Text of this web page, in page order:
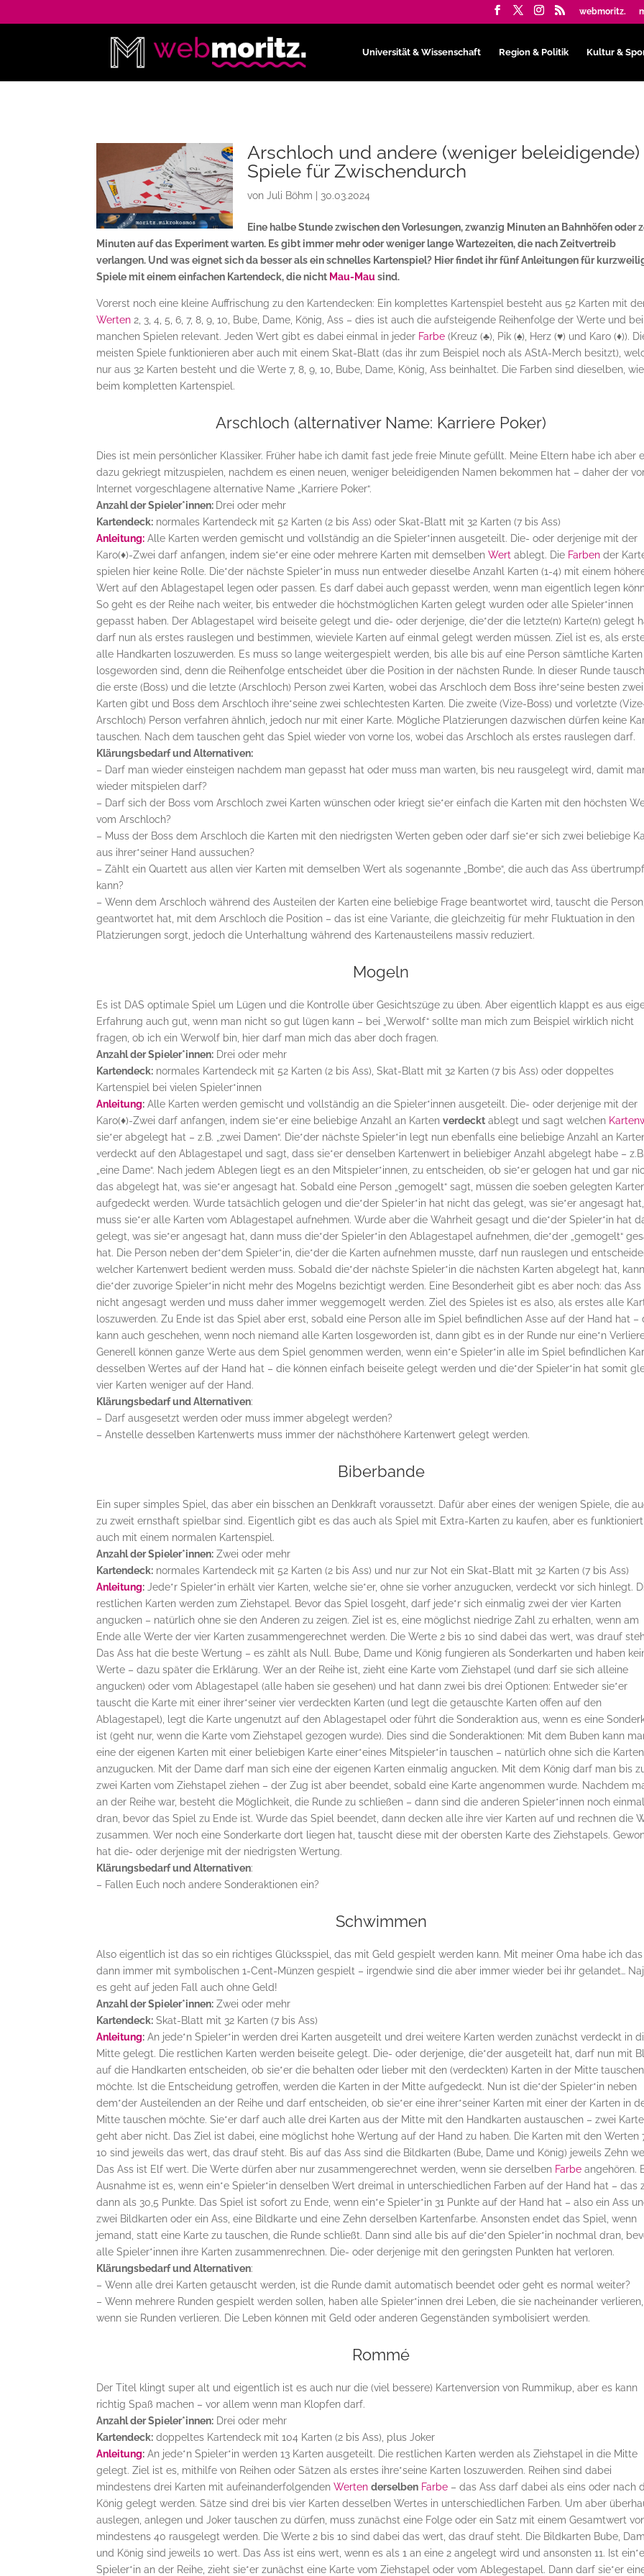
webmoritz.
Universität & Wissenschaft Region & Politik Kultur &
Arschloch und andere (weniger beleidigende)
Spiele für Zwischendurch
vonJuli Böhm 30.03.2024
Eine halbe Stunde zwischen den Vorlesungen, zwanzig Minuten an Bahnhöfen oder
Minuten auf das Experiment warten. Es gibt immer mehr oder weniger lange Wartezeiten, die nach Zeitvertreib
verlangen. Und was eignet sich da besser als ein schnelles Kartenspiel? Hier findet ihr fünf Anleitungen für
Spiele mit einem einfachen Kartendeck, die nicht Mau-Mau sind.
Vorerst noch eine kleine Auffrischung zu den Kartendecken: Ein komplettes Kartenspiel besteht aus 52 Karten mit
Werten 2, 3, 4, 5, 6, 7, 8, 9, 10, Bube, Dame, König, Ass – dies ist auch die aufsteigende Reihenfolge der Werte und bei
manchen Spielen relevant. Jeden Wert gibt es dabei einmal in jeder Farbe (Kreuz (♣), Pik (♠), Herz (♥) und Karo (♦)).
meisten Spiele funktionieren aber auch mit einem Skat-Blatt (das ihr zum Beispiel noch als AStA-Merch besitzt),
nur aus 32 Karten besteht und die Werte 7, 8, 9, 10, Bube, Dame, König, Ass beinhaltet. Die Farben sind dieselben, wie
beim kompletten Kartenspiel.
Arschloch (alternativer Name: Karriere Poker)
Dies ist mein persönlicher Klassiker. Früher habe ich damit fast jede freie Minute gefüllt. Meine Eltern habe ich aber
dazu gekriegt mitzuspielen, nachdem es einen neuen, weniger beleidigenden Namen bekommen hat – daher der
Internet vorgeschlagene alternative Name „Karriere Poker“.
Anzahl der Spieler*innen: Drei oder mehr
Kartendeck: normales Kartendeck mit 52 Karten (2 bis Ass) oder Skat-Blatt mit 32 Karten (7 bis Ass)
Anleitung: Alle Karten werden gemischt und vollständig an die Spieler*innen ausgeteilt. Die- oder derjenige mit der
Karo(♦)-Zwei darf anfangen, indem sie*er eine oder mehrere Karten mit demselbenWert ablegt. Die Farben der
spielen hier keine Rolle. Die*der nächste Spieler*in muss nun entweder dieselbe Anzahl Karten (1-4) mit einem
Wert auf den Ablagestapel legen oder passen. Es darf dabei auch gepasst werden, wenn man eigentlich legen
So geht es der Reihe nach weiter, bis entweder die höchstmöglichen Karten gelegt wurden oder alle Spieler*innen
gepasst haben. Der Ablagestapel wird beiseite gelegt und die- oder derjenige, die*der die letzte(n) Karte(n) gelegt
darf nun als erstes rauslegen und bestimmen, wieviele Karten auf einmal gelegt werden müssen. Ziel ist es, als
alle Handkarten loszuwerden. Es muss so lange weitergespielt werden, bis alle bis auf eine Person sämtliche Karten
losgeworden sind, denn die Reihenfolge entscheidet über die Position in der nächsten Runde. In dieser Runde
die erste (Boss) und die letzte (Arschloch) Person zwei Karten, wobei das Arschloch dem Boss ihre*seine besten zwei
Karten gibt und Boss dem Arschloch ihre*seine zwei schlechtesten Karten. Die zweite (Vize-Boss) und vorletzte
Arschloch) Person verfahren ähnlich, jedoch nur mit einer Karte. Mögliche Platzierungen dazwischen dürfen keine
tauschen. Nach dem tauschen geht das Spiel wieder von vorne los, wobei das Arschloch als erstes rauslegen darf.
Klärungsbedarf und Alternativen:
– Darf man wieder einsteigen nachdem man gepasst hat oder muss man warten, bis neu rausgelegt wird, damit
wieder mitspielen darf?
– Darf sich der Boss vom Arschloch zwei Karten wünschen oder kriegt sie*er einfach die Karten mit den höchsten
vom Arschloch?
– Muss der Boss dem Arschloch die Karten mit den niedrigsten Werten geben oder darf sie*er sich zwei beliebige
aus ihrer*seiner Hand aussuchen?
– Zählt ein Quartett aus allen vier Karten mit demselben Wert als sogenannte „Bombe“, die auch das Ass
kann?
– Wenn dem Arschloch während des Austeilen der Karten eine beliebige Frage beantwortet wird, tauscht die
geantwortet hat, mit dem Arschloch die Position – das ist eine Variante, die gleichzeitig für mehr Fluktuation in den
Platzierungen sorgt, jedoch die Unterhaltung während des Kartenausteilens massiv reduziert.
Mogeln
Es ist DAS optimale Spiel um Lügen und die Kontrolle über Gesichtszüge zu üben. Aber eigentlich klappt es aus
Erfahrung auch gut, wenn man nicht so gut lügen kann – bei „Werwolf“ sollte man mich zum Beispiel wirklich nicht
fragen, ob ich ein Werwolf bin, hier darf man mich das aber doch fragen.
Anzahl der Spieler*innen: Drei oder mehr
Kartendeck: normales Kartendeck mit 52 Karten (2 bis Ass), Skat-Blatt mit 32 Karten (7 bis Ass) oder doppeltes
Kartenspiel bei vielen Spieler*innen
Anleitung: Alle Karten werden gemischt und vollständig an die Spieler*innen ausgeteilt. Die- oder derjenige mit der
Karo(♦)-Zwei darf anfangen, indem sie*er eine beliebige Anzahl an Kartenverdeckt ablegt und sagt welchen
sie*er abgelegt hat – z.B. „zwei Damen“. Die*der nächste Spieler*in legt nun ebenfalls eine beliebige Anzahl an
verdeckt auf den Ablagestapel und sagt, dass sie*er denselben Kartenwert in beliebiger Anzahl abgelegt habe – z.B.
„eine Dame“. Nach jedem Ablegen liegt es an den Mitspieler*innen, zu entscheiden, ob sie*er gelogen hat und gar
das abgelegt hat, was sie*er angesagt hat. Sobald eine Person „gemogelt“ sagt, müssen die soeben gelegten
aufgedeckt werden. Wurde tatsächlich gelogen und die*der Spieler*in hat nicht das gelegt, was sie*er angesagt
muss sie*er alle Karten vom Ablagestapel aufnehmen. Wurde aber die Wahrheit gesagt und die*der Spieler*in hat
gelegt, was sie*er angesagt hat, dann muss die*der Spieler*in den Ablagestapel aufnehmen, die*der „gemogelt“
hat. Die Person neben der*dem Spieler*in, die*der die Karten aufnehmen musste, darf nun rauslegen und
welcher Kartenwert bedient werden muss. Sobald die*der nächste Spieler*in die nächsten Karten abgelegt hat, kann
die*der zuvorige Spieler*in nicht mehr des Mogelns bezichtigt werden. Eine Besonderheit gibt es aber noch: das
nicht angesagt werden und muss daher immer weggemogelt werden. Ziel des Spieles ist es also, als erstes alle
loszuwerden. Zu Ende ist das Spiel aber erst, sobald eine Person alle im Spiel befindlichen Asse auf der Hand hat –
kann auch geschehen, wenn noch niemand alle Karten losgeworden ist, dann gibt es in der Runde nur eine*n
Generell können ganze Werte aus dem Spiel genommen werden, wenn ein*e Spieler*in alle im Spiel befindlichen
desselben Wertes auf der Hand hat – die können einfach beiseite gelegt werden und die*der Spieler*in hat somit
vier Karten weniger auf der Hand.
Klärungsbedarf und Alternativen:
– Darf ausgesetzt werden oder muss immer abgelegt werden?
– Anstelle desselben Kartenwerts muss immer der nächsthöhere Kartenwert gelegt werden.
Biberbande
Ein super simples Spiel, das aber ein bisschen an Denkkraft voraussetzt. Dafür aber eines der wenigen Spiele, die
zu zweit ernsthaft spielbar sind. Eigentlich gibt es das auch als Spiel mit Extra-Karten zu kaufen, aber es funktioniert
auch mit einem normalen Kartenspiel.
Anzahl der Spieler*innen: Zwei oder mehr
Kartendeck: normales Kartendeck mit 52 Karten (2 bis Ass) und nur zur Not ein Skat-Blatt mit 32 Karten (7 bis Ass)
Anleitung: Jede*r Spieler*in erhält vier Karten, welche sie*er, ohne sie vorher anzugucken, verdeckt vor sich hinlegt.
restlichen Karten werden zum Ziehstapel. Bevor das Spiel losgeht, darf jede*r sich einmalig zwei der vier Karten
angucken – natürlich ohne sie den Anderen zu zeigen. Ziel ist es, eine möglichst niedrige Zahl zu erhalten, wenn am
Ende alle Werte der vier Karten zusammengerechnet werden. Die Werte 2 bis 10 sind dabei das wert, was drauf
Das Ass hat die beste Wertung – es zählt als Null. Bube, Dame und König fungieren als Sonderkarten und haben
Werte – dazu später die Erklärung. Wer an der Reihe ist, zieht eine Karte vom Ziehstapel (und darf sie sich alleine
angucken) oder vom Ablagestapel (alle haben sie gesehen) und hat dann zwei bis drei Optionen: Entweder sie*er
tauscht die Karte mit einer ihrer*seiner vier verdeckten Karten (und legt die getauschte Karten offen auf den
Ablagestapel), legt die Karte ungenutzt auf den Ablagestapel oder führt die Sonderaktion aus, wenn es eine
ist (geht nur, wenn die Karte vom Ziehstapel gezogen wurde). Dies sind die Sonderaktionen: Mit dem Buben kann
eine der eigenen Karten mit einer beliebigen Karte einer*eines Mitspieler*in tauschen – natürlich ohne sich die Karten
anzugucken. Mit der Dame darf man sich eine der eigenen Karten einmalig angucken. Mit dem König darf man bis
zwei Karten vom Ziehstapel ziehen – der Zug ist aber beendet, sobald eine Karte angenommen wurde. Nachdem
an der Reihe war, besteht die Möglichkeit, die Runde zu schließen – dann sind die anderen Spieler*innen noch einmal
dran, bevor das Spiel zu Ende ist. Wurde das Spiel beendet, dann decken alle ihre vier Karten auf und rechnen die
zusammen. Wer noch eine Sonderkarte dort liegen hat, tauscht diese mit der obersten Karte des Ziehstapels.
hat die- oder derjenige mit der niedrigsten Wertung.
Klärungsbedarf und Alternativen:
– Fallen Euch noch andere Sonderaktionen ein?
Schwimmen
Also eigentlich ist das so ein richtiges Glücksspiel, das mit Geld gespielt werden kann. Mit meiner Oma habe ich das
dann immer mit symbolischen 1-Cent-Münzen gespielt – irgendwie sind die aber immer wieder bei ihr gelandet…
es geht auf jeden Fall auch ohne Geld!
Anzahl der Spieler*innen: Zwei oder mehr
Kartendeck: Skat-Blatt mit 32 Karten (7 bis Ass)
Anleitung: An jede*n Spieler*in werden drei Karten ausgeteilt und drei weitere Karten werden zunächst verdeckt in
Mitte gelegt. Die restlichen Karten werden beiseite gelegt. Die- oder derjenige, die*der ausgeteilt hat, darf nun mit
auf die Handkarten entscheiden, ob sie*er die behalten oder lieber mit den (verdeckten) Karten in der Mitte tauschen
möchte. Ist die Entscheidung getroffen, werden die Karten in der Mitte aufgedeckt. Nun ist die*der Spieler*in neben
dem*der Austeilenden an der Reihe und darf entscheiden, ob sie*er eine ihrer*seiner Karten mit einer der Karten in
Mitte tauschen möchte. Sie*er darf auch alle drei Karten aus der Mitte mit den Handkarten austauschen – zwei
geht aber nicht. Das Ziel ist dabei, eine möglichst hohe Wertung auf der Hand zu haben. Die Karten mit den Werten
10 sind jeweils das wert, das drauf steht. Bis auf das Ass sind die Bildkarten (Bube, Dame und König) jeweils Zehn
Das Ass ist Elf wert. Die Werte dürfen aber nur zusammengerechnet werden, wenn sie derselben Farbe angehören.
Ausnahme ist es, wenn ein*e Spieler*in denselben Wert dreimal in unterschiedlichen Farben auf der Hand hat – das
dann als 30,5 Punkte. Das Spiel ist sofort zu Ende, wenn ein*e Spieler*in 31 Punkte auf der Hand hat – also ein Ass
zwei Bildkarten oder ein Ass, eine Bildkarte und eine Zehn derselben Kartenfarbe. Ansonsten endet das Spiel, wenn
jemand, statt eine Karte zu tauschen, die Runde schließt. Dann sind alle bis auf die*den Spieler*in nochmal dran,
alle Spieler*innen ihre Karten zusammenrechnen. Die- oder derjenige mit den geringsten Punkten hat verloren.
Klärungsbedarf und Alternativen:
– Wenn alle drei Karten getauscht werden, ist die Runde damit automatisch beendet oder geht es normal weiter?
– Wenn mehrere Runden gespielt werden sollen, haben alle Spieler*innen drei Leben, die sie nacheinander verlieren,
wenn sie Runden verlieren. Die Leben können mit Geld oder anderen Gegenständen symbolisiert werden.
Rommé
Der Titel klingt super alt und eigentlich ist es auch nur die (viel bessere) Kartenversion von Rummikup, aber es kann
richtig Spaß machen – vor allem wenn man Klopfen darf.
Anzahl der Spieler*innen: Drei oder mehr
Kartendeck: doppeltes Kartendeck mit 104 Karten (2 bis Ass), plus Joker
Anleitung: An jede*n Spieler*in werden 13 Karten ausgeteilt. Die restlichen Karten werden als Ziehstapel in die Mitte
gelegt. Ziel ist es, mithilfe von Reihen oder Sätzen als erstes ihre*seine Karten loszuwerden. Reihen sind dabei
mindestens drei Karten mit aufeinanderfolgendenWerten derselben Farbe – das Ass darf dabei als eins oder nach
König gelegt werden. Sätze sind drei bis vier Karten desselben Wertes in unterschiedlichen Farben. Um aber
auslegen, anlegen und Joker tauschen zu dürfen, muss zunächst eine Folge oder ein Satz mit einem Gesamtwert
mindestens 40 rausgelegt werden. Die Werte 2 bis 10 sind dabei das wert, das drauf steht. Die Bildkarten Bube,
und König sind jeweils 10 wert. Das Ass ist eins wert, wenn es als 1 an eine 2 angelegt wird und ansonsten 11. Ist ein*e
Spieler*in an der Reihe, zieht sie*er zunächst eine Karte vom Ziehstapel oder vom Ablegestapel. Dann darf sie*er